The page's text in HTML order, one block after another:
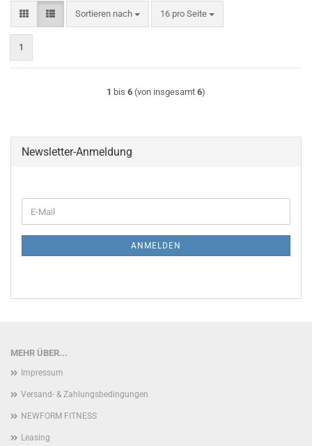
Sortieren nach
Sortieren nach 16 pro Seite
pro Seite
1
1 bis 6 (von insgesamt 6)
Newsletter-Anmeldung
ZUR
E-
Mail
ANMELDEN
MEHR ÜBER...
Impressum
Versand- & Zahlungsbedingungen
NEWFORM FITNESS
Leasing